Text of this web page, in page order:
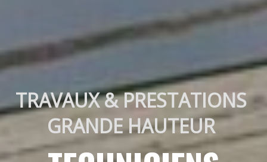
TRAVAUX & PRESTATIONS
GRANDE HAUTEUR